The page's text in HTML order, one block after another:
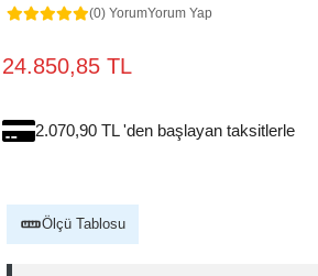
(0) YorumYorum Yap
24.850,85 TL
2.070,90 TL 'den başlayan taksitlerle
Ölçü Tablosu